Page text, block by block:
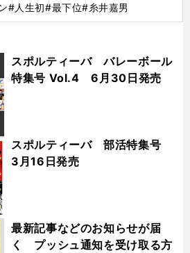
#人生初#最下位#糸井嘉男
スポルティーバ バレーボール
特集号 Vol.4 6月30日発売
スポルティーバ 部活特集号
3月16日発売
最新記事などのお知らせが届
く プッシュ通知を受け取る方